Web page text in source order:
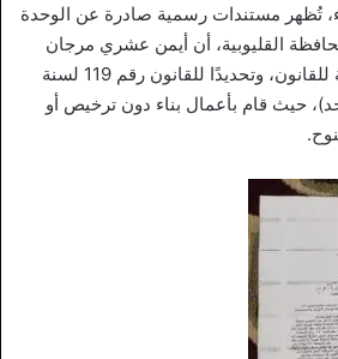
تُظهر مستندات رسمية صادرة عن الوحدة
القليوبية، أن أيمن عشري مرجان
ارتكب أعمال بناء مخالفة للقانون، وتحديدًا للقانون رقم 119 لسنة
حيث قام بأعمال بناء دون ترخيص أو